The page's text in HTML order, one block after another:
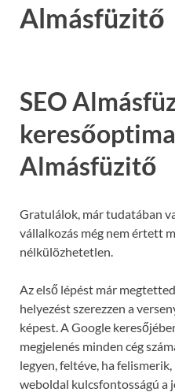
Almásfüzitő
SEO
Almásfüzitő
Gratulálok, már tudatában
vállalkozás még nem értett
nélkülözhetetlen.
Az első lépést már
helyezést szerezzen a
képest. A Google
megjelenés minden cég
legyen, feltéve, ha
weboldal kulcsfontosságú a